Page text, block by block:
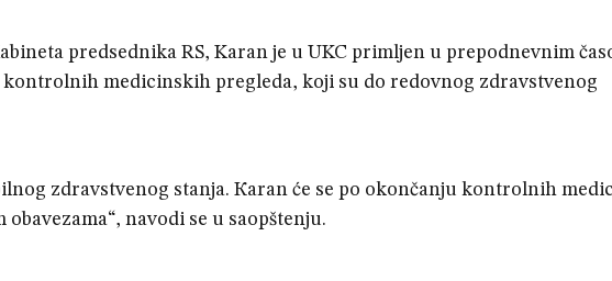
predsednika RS, Karan je u UKC primljen u prepodnevnim
medicinskih pregleda, koji su do redovnog zdravstvenog
zdravstvenog stanja. Кaran će se po okončanju kontrolnih
navodi se u saopštenju.